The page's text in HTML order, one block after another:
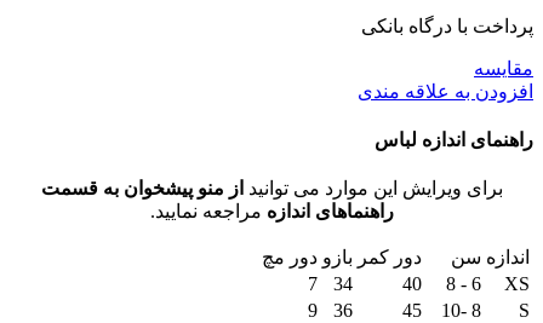
پرداخت با درگاه بانکی
مقايسه
افزودن به علاقه مندی
راهنمای اندازه لباس
برای ویرایش این موارد می توانید از منو پیشخوان به قسمت
راهنماهای اندازه مراجعه نمایید.
اندازه سن دور کمر بازو دور مچ
XS
6 - 8
40
34
7
S
8 -10
45
36
9